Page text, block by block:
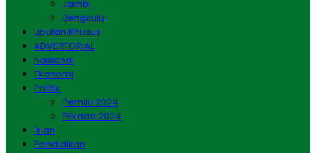
Jambi
Bengkulu
Liputan Khusus
ADVERTORIAL
Nasional
Ekonomi
Politik
Pemilu 2024
Pilkada 2024
Iklan
Pendidikan